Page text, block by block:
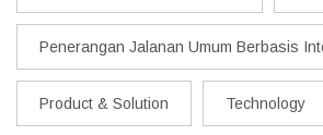
Penerangan Jalanan Umum Berbasis
Product & Solution Technology